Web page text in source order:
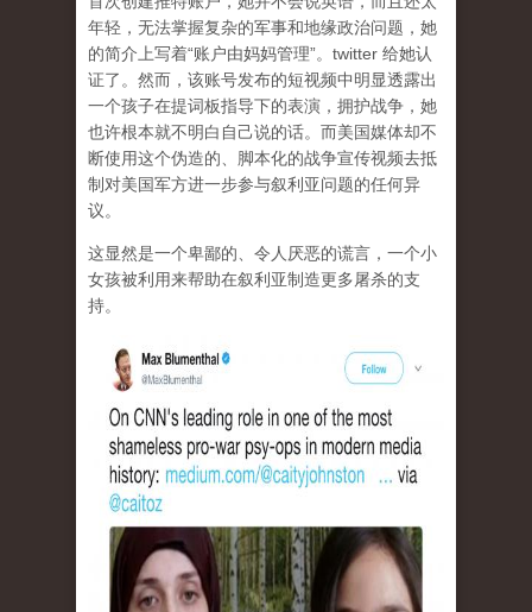
年轻，无法掌握复杂的军事和地缘政治问题，她
的简介上写着“账户由妈妈管理”。twitter 给她认
证了。然而，该账号发布的短视频中明显透露出
一个孩子在提词板指导下的表演，拥护战争，她
也许根本就不明白自己说的话。而美国媒体却不
断使用这个伪造的、脚本化的战争宣传视频去抵
制对美国军方进一步参与叙利亚问题的任何异
议。
这显然是一个卑鄙的、令人厌恶的谎言，一个小
女孩被利用来帮助在叙利亚制造更多屠杀的支
持。